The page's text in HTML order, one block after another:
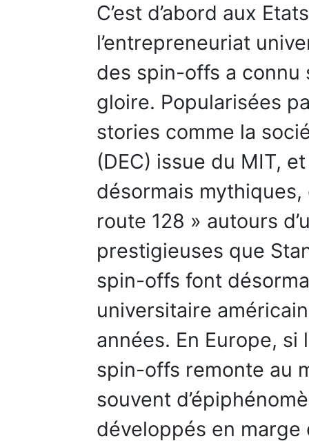
C’est d’abord aux
l’entrepreneuriat
des spin-offs a connu
gloire. Popularisées
stories comme la
(DEC) issue du MIT,
désormais
route 128 » autours
prestigieuses que
spin-offs font
universitaire
années. En Europe,
spin-offs remonte au
souvent
développés en